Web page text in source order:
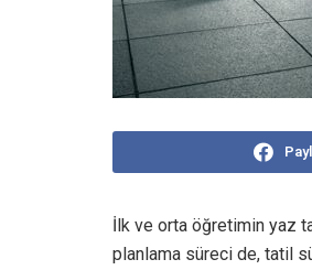
İlk ve orta öğretimin yaz
planlama süreci de, tatil